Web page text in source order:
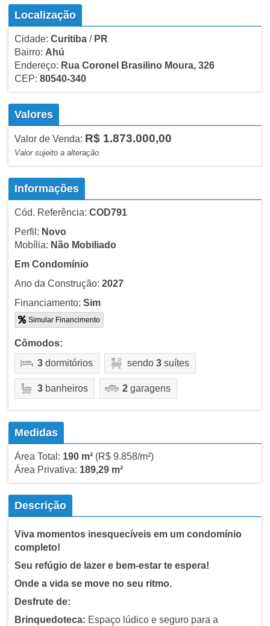
Localização
Cidade: Curitiba/ PR
Bairro: Ahú
Endereço: Rua Coronel Brasilino Moura, 326
CEP: 80540-340
Valores
Valor de Venda: R$ 1.873.000,00
Valor sujeito a alteração
Informações
Cód. Referência: COD791
Perfil: Novo
Mobília: Não Mobiliado
Em Condomínio
Ano da Construção: 2027
Financiamento: Sim
Simular Financimento
Cômodos:
3dormitórios sendo 3suítes
3banheiros 2garagens
Medidas
Área Total: 190 m²(R$ 9.858/m²)
Área Privativa: 189,29 m²
Descrição
Viva momentos inesquecíveis em um condomínio
completo!
Seu refúgio de lazer e bem-estar te espera!
Onde a vida se move no seu ritmo.
Desfrute de:
Brinquedoteca: Espaço lúdico e seguro para a